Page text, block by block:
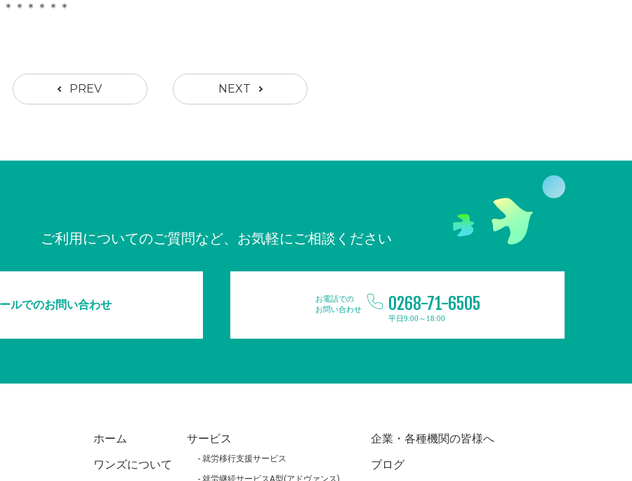
＊＊＊＊＊
PREV NEXT
ご利用についてのご質問など、お気軽にご相談ください
ルでのお問い合わせ
お電話での
お問い合わせ
0268-71-6505
平日9:00～18:00
ホーム
ワンズについて
サービス
就労移行支援サービス
就労継続サービスA型(アドヴァンス)
企業・各種機関の皆様へ
ブログ